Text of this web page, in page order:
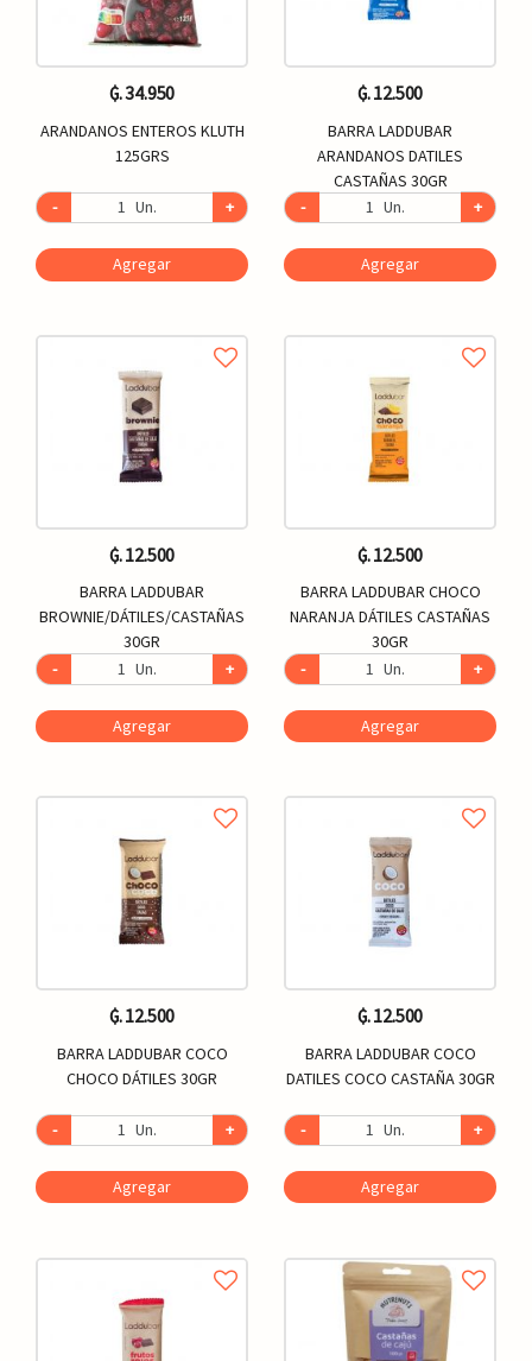
₲. 34.950
ARANDANOS ENTEROS KLUTH
125GRS
- Un. +
Agregar
₲. 12.500
BARRA LADDUBAR
ARANDANOS DATILES
CASTAÑAS 30GR
-
Un. +
Agregar
₲. 12.500
BARRA LADDUBAR
BROWNIE/DÁTILES/CASTAÑAS
30GR
-
Un. +
Agregar
₲. 12.500
BARRA LADDUBAR CHOCO
NARANJA DÁTILES CASTAÑAS
30GR
-
Un. +
Agregar
₲. 12.500
BARRA LADDUBAR COCO
CHOCO DÁTILES 30GR
- Un. +
Agregar
₲. 12.500
BARRA LADDUBAR COCO
DATILES COCO CASTAÑA 30GR
- Un. +
Agregar